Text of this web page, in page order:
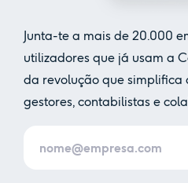
Junta-te a mais de 20.000
utilizadores que já usam a
da revolução que simplifica
gestores, contabilistas e